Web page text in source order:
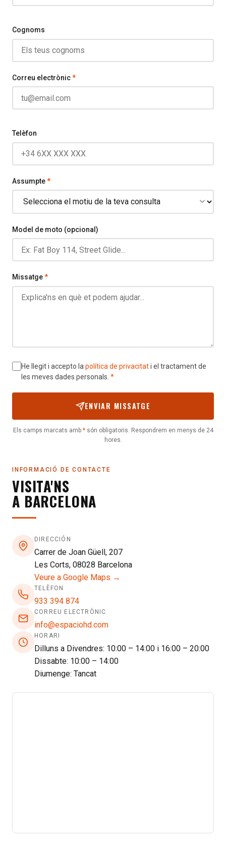
Cognoms
Correu electrònic*
Telèfon
Assumpte*
Model de moto (opcional)
Missatge*
He llegit i accepto la política de privacitati el tractament de
les meves dades personals. *
ENVIAR MISSATGE
Els camps marcats amb *són obligatoris. Respondrem en menys de 24
hores.
INFORMACIÓ DE CONTACTE
VISITA'NS
A BARCELONA
DIRECCIÓN
Carrer de Joan Güell, 207
Les Corts, 08028 Barcelona
Veure a Google Maps →
TELÈFON
933 394 874
CORREU ELECTRÒNIC
info@espaciohd.com
HORARI
Dilluns a Divendres: 10:00 – 14:00 i 16:00 – 20:00
Dissabte: 10:00 – 14:00
Diumenge: Tancat